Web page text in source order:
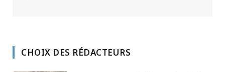
CHOIX DES RÉDACTEURS